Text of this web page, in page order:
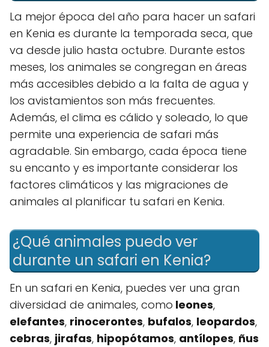
La mejor época del año para hacer un safari
en Kenia es durante la temporada seca, que
va desde julio hasta octubre. Durante estos
meses, los animales se congregan en áreas
más accesibles debido a la falta de agua y
los avistamientos son más frecuentes.
Además, el clima es cálido y soleado, lo que
permite una experiencia de safari más
agradable. Sin embargo, cada época tiene
su encanto y es importante considerar los
factores climáticos y las migraciones de
animales al planificar tu safari en Kenia.
¿Qué animales puedo ver
durante un safari en Kenia?
En un safari en Kenia, puedes ver una gran
diversidad de animales, como leones,
elefantes, rinocerontes, bufalos, leopardos,
cebras, jirafas, hipopótamos, antílopes, ñus